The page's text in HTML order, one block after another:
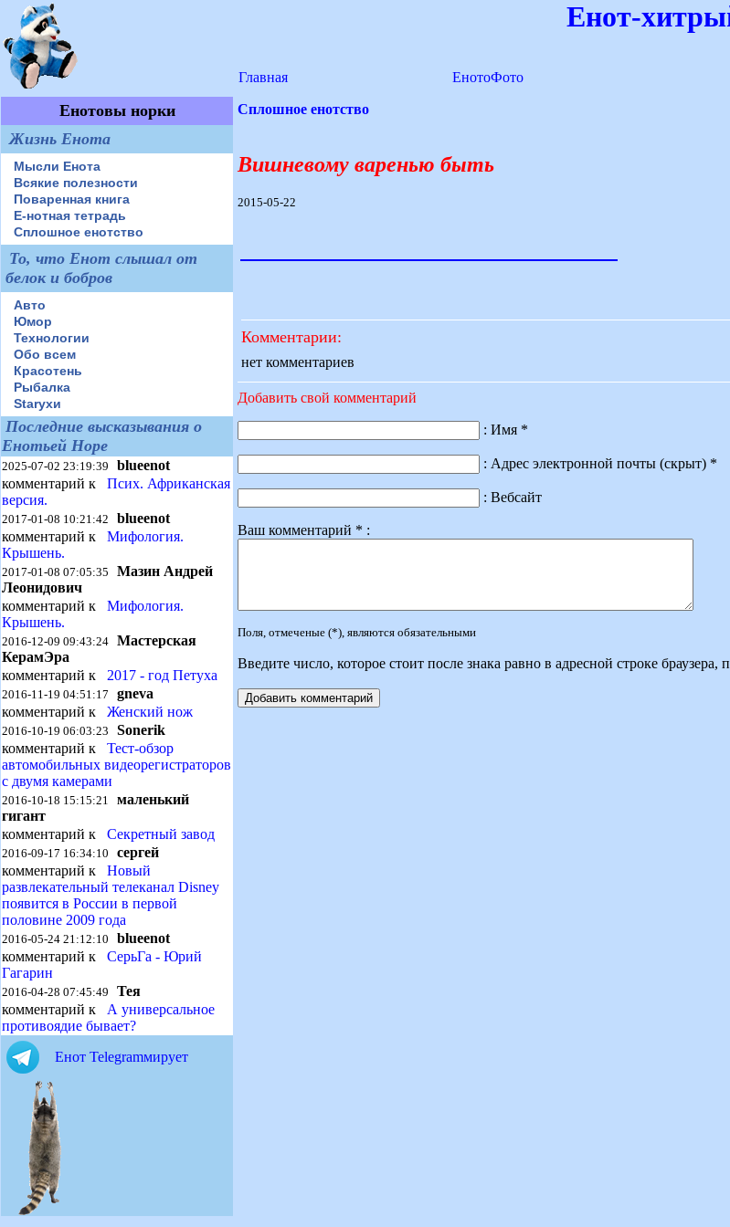
Енот-
Главная ЕнотоФото
Енотовы норки
Жизнь Енота
Мысли Енота
Всякие полезности
Поваренная книга
Е-нотная тетрадь
Сплошное енотство
То, что Енот слышал от
белок и бобров
Авто
Юмор
Технологии
Обо всем
Красотень
Рыбалка
Starухи
Последние высказывания о
Енотьей Норе
2025-07-02 23:19:39 blueenot
комментарий к Псих. Африканская
версия.
2017-01-08 10:21:42 blueenot
комментарий к Мифология.
Крышень.
2017-01-08 07:05:35 Мазин Андрей
Леонидович
комментарий к Мифология.
Крышень.
2016-12-09 09:43:24 Мастерская
КерамЭра
комментарий к 2017 - год Петуха
2016-11-19 04:51:17 gneva
комментарий к Женский нож
2016-10-19 06:03:23 Sonerik
комментарий к Тест-обзор
автомобильных видеорегистраторов
с двумя камерами
2016-10-18 15:15:21 маленький
гигант
комментарий к Секретный завод
2016-09-17 16:34:10 сергей
комментарий к Новый
развлекательный телеканал Disney
появится в России в первой
половине 2009 года
2016-05-24 21:12:10 blueenot
комментарий к СерьГа - Юрий
Гагарин
2016-04-28 07:45:49 Тея
комментарий к А универсальное
противоядие бывает?
Енот Telegramмирует
Сплошное енотство
Вишневому варенью быть
2015-05-22
Комментарии:
нет комментариев
Добавить свой комментарий
: Имя *
: Адрес электронной почты (скрыт) *
: Вебсайт
Ваш комментарий * :
Поля, отмеченые (*), являются обязательными
Введите число, которое стоит после знака равно в адресной строке браузера,